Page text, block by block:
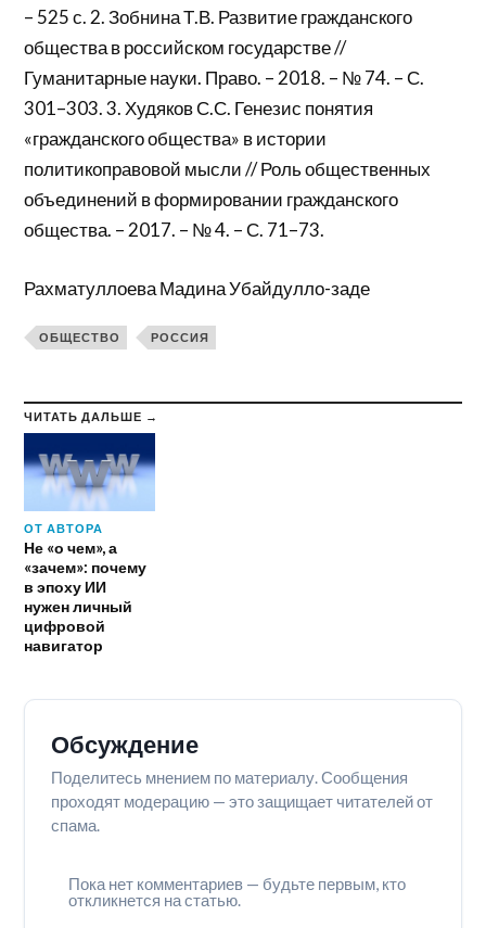
– 525 с. 2. Зобнина Т.В. Развитие гражданского
общества в российском государстве //
Гуманитарные науки. Право. – 2018. – № 74. – С.
301–303. 3. Худяков С.С. Генезис понятия
«гражданского общества» в истории
политикоправовой мысли // Роль общественных
объединений в формировании гражданского
общества. – 2017. – № 4. – С. 71–73.
Рахматуллоева Мадина Убайдулло-заде
ОБЩЕСТВО РОССИЯ
ЧИТАТЬ ДАЛЬШЕ →
ОТ АВТОРА
Не «о чем», а
«зачем»: почему
в эпоху ИИ
нужен личный
цифровой
навигатор
Обсуждение
Поделитесь мнением по материалу. Сообщения
проходят модерацию — это защищает читателей от
спама.
Пока нет комментариев — будьте первым, кто
откликнется на статью.